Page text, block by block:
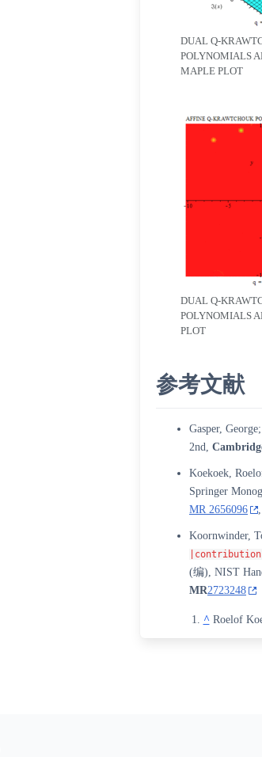
DUAL Q-
POLYNOMIALS
MAPLE PLOT
DUAL Q-
POLYNOMIALS
PLOT
参考文献
Gasper,
2nd,
Koekoek,
Springer
MR 2656096
Koornwinder,
(编),NIST
MR2723248
^ Roelof